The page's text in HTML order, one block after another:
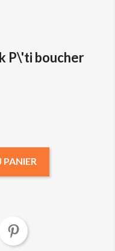
P\'ti boucher